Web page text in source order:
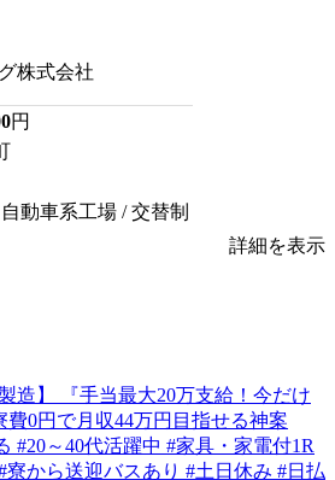
株式会社
円
動車系工場 / 交替制
詳細を表示